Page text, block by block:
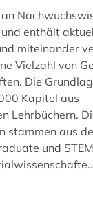
enthält
miteinander
Vielzahl von
Die
Kapitel aus
Lehrbüchern.
stammen aus
und